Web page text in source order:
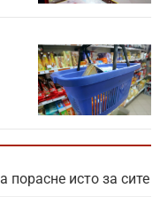
порасне исто за сите